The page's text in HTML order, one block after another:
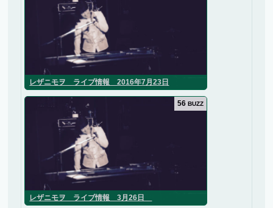
レザニモヲ ライブ情報 2016年7月23日
レザニモヲ ライブ情報 3月26日
56 BUZZ